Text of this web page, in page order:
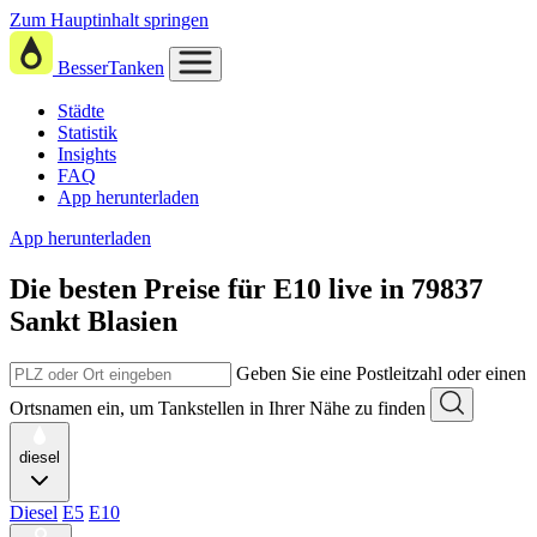
Zum Hauptinhalt springen
BesserTanken
Städte
Statistik
Insights
FAQ
App herunterladen
App herunterladen
Die besten Preise für E10 live in 79837
Sankt Blasien
Geben Sie eine Postleitzahl oder einen
Ortsnamen ein, um Tankstellen in Ihrer Nähe zu finden
diesel
Diesel E5 E10